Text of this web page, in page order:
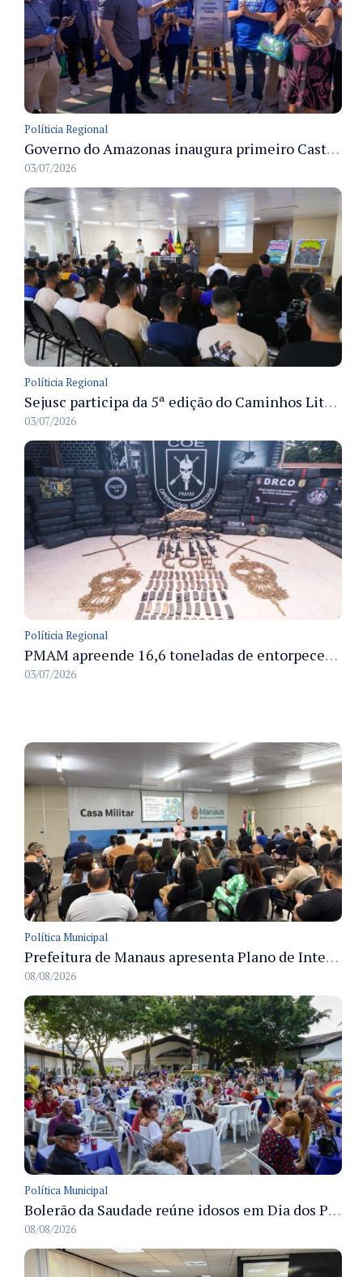
Políticia Regional
Governo do Amazonas inaugura primeiro Castramóvel Fluvial para atendimento veterinário às comunidades ribeirinhas e castração gratuita
03/07/2026
Políticia Regional
Sejusc participa da 5ª edição do Caminhos Literários com foco na cultura hip-hop nas unidades socioeducativas
03/07/2026
Políticia Regional
PMAM apreende 16,6 toneladas de entorpecentes e registra aumento nas prisões em flagrante e nas capturas de foragidos no primeiro semestre de 2026
03/07/2026
Política Municipal
Prefeitura de Manaus apresenta Plano de Integridade da CGM e qualifica servidores para governança e conformidade no biênio 2027-2028
08/08/2026
Política Municipal
Bolerão da Saudade reúne idosos em Dia dos Pais promovido pela Fundação Dr. Thomas em Manaus
08/08/2026